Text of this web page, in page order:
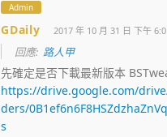
Admin
GDaily 2017 年 10 月 31 日 下午
回應: 路人甲
先確定是否下載最新版本
https://drive.google.com/
ders/
s